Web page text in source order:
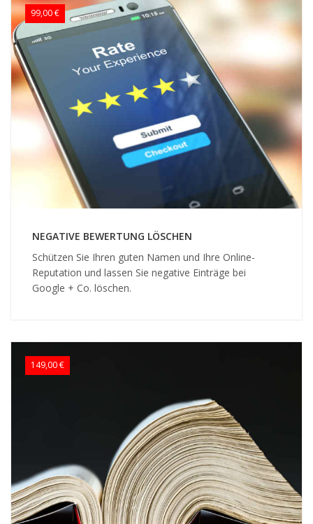
99,00 €
NEGATIVE BEWERTUNG LÖSCHEN
Schützen Sie Ihren guten Namen und Ihre Online-
Reputation und lassen Sie negative Einträge bei
Google + Co. löschen.
149,00 €